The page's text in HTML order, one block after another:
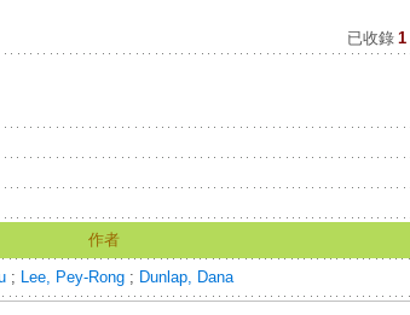
已收錄 1
作者
; Lee, Pey-Rong ; Dunlap, Dana